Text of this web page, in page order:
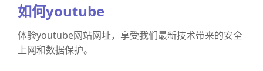
如何youtube
体验youtube网站网址，享受我们最新技术带来的安全
上网和数据保护。